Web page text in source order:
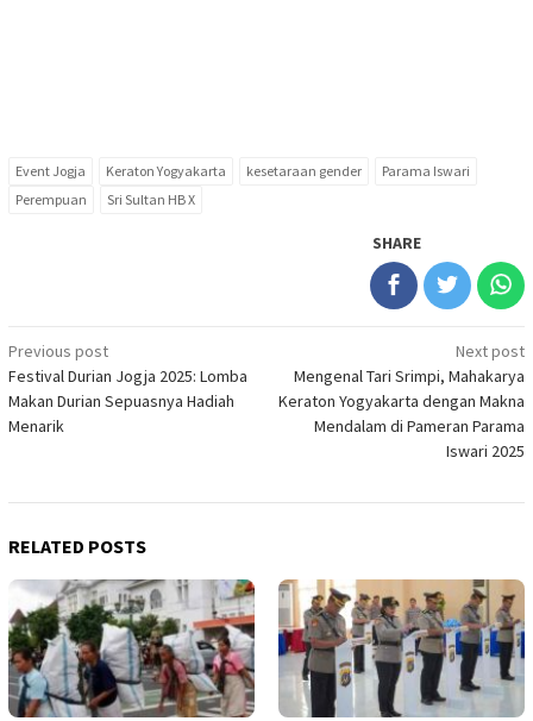
Event Jogja Keraton Yogyakarta kesetaraan gender
Parama Iswari
Perempuan
Sri Sultan HB X
SHARE
Post
navigation
Previous post
Festival Durian Jogja 2025: Lomba
Makan Durian Sepuasnya Hadiah
Menarik
Next post
Mengenal Tari Srimpi, Mahakarya
Keraton Yogyakarta dengan Makna
Mendalam di Pameran Parama
Iswari 2025
RELATED POSTS